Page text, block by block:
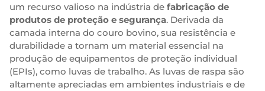
um recurso valioso na indústria de fabricação de
produtos de proteção e segurança. Derivada da
camada interna do couro bovino, sua resistência e
durabilidade a tornam um material essencial na
produção de equipamentos de proteção individual
(EPIs), como luvas de trabalho. As luvas de raspa são
altamente apreciadas em ambientes industriais e de